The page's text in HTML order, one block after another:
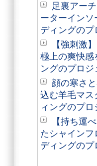
足裏アー
ーターイン
ディングの
【強刺激
極上の爽快感
ングのプロ
顔の寒さ
込む羊毛マス
ィングのプ
【持ち運
たシャイン
ディングの